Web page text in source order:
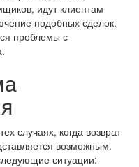
идут клиентам
подобных сделок,
проблемы с
случаях, когда возврат
возможным.
ситуации: